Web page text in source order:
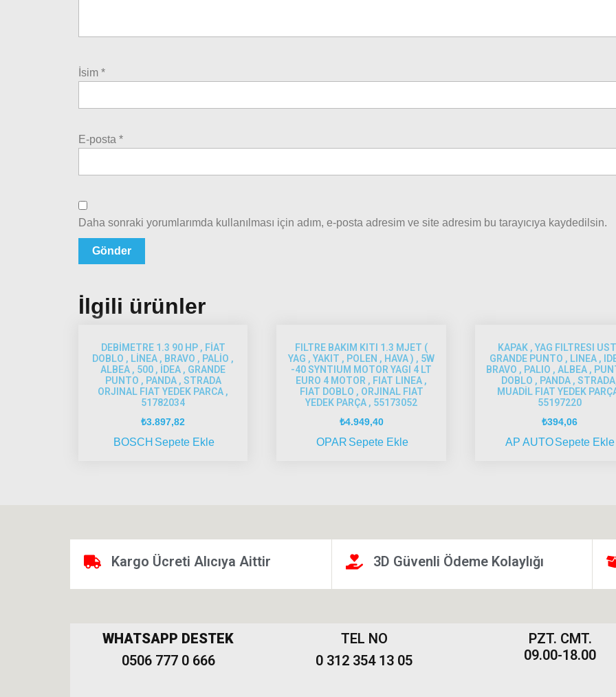
İsim *
E-posta *
Daha sonraki yorumlarımda kullanılması için adım, e-posta adresim ve site adresim bu tarayıcıya kaydedilsin.
İlgili ürünler
DEBİMETRE 1.3 90 HP , FİAT
DOBLO , LİNEA , BRAVO , PALİO ,
ALBEA , 500 , İDEA , GRANDE
PUNTO , PANDA , STRADA
ORJINAL FIAT YEDEK PARCA ,
51782034
₺3.897,82
BOSCH Sepete Ekle
FILTRE BAKIM KITI 1.3 MJET (
YAG , YAKIT , POLEN , HAVA ) , 5W
-40 SYNTIUM MOTOR YAGI 4 LT
EURO 4 MOTOR , FIAT LINEA ,
FIAT DOBLO , ORJINAL FIAT
YEDEK PARÇA , 55173052
₺4.949,40
OPAR Sepete Ekle
KAPAK , YAG FILTRESI
GRANDE PUNTO , LINEA ,
BRAVO , PALIO , ALBEA ,
DOBLO , PANDA ,
MUADİL FIAT YEDEK
55197220
₺394,06
AP AUTOSepete Ekle
Kargo Ücreti Alıcıya Aittir 3D Güvenli Ödeme Kolaylığı
WHATSAPP DESTEK
0506 777 0 666
TEL NO
0 312 354 13 05
PZT. CMT.
09.00-18.00